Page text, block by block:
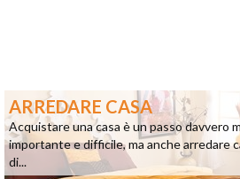
ARREDARE CASA
Acquistare una casa è un passo davvero
importante e difficile, ma anche arredare
di...